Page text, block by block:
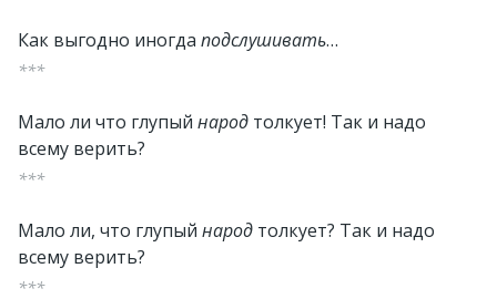
Как выгодно иногда подслушивать…
***
Мало ли что глупый народ толкует! Так и надо
всему верить?
***
Мало ли, что глупый народ толкует? Так и надо
всему верить?
***